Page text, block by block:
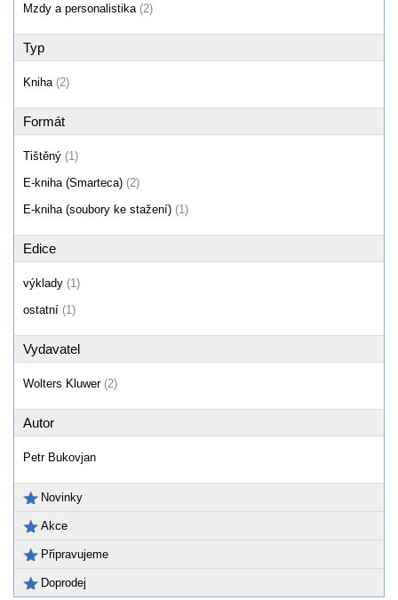
Mzdy a personalistika (2)
Typ
Kniha (2)
Formát
Tištěný (1)
E-kniha (Smarteca) (2)
E-kniha (soubory ke stažení) (1)
Edice
výklady (1)
ostatní (1)
Vydavatel
Wolters Kluwer (2)
Autor
Petr Bukovjan
Novinky
Akce
Připravujeme
Doprodej